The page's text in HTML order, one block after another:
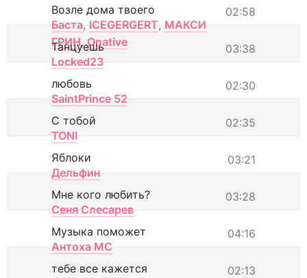
02:58
Возле дома твоего
Баста, ICEGERGERT, МАКСИ
ГРИН, Onative 03:38
Танцуешь
Locked23
02:30
любовь
SaintPrince 52
02:35
С тобой
TONI
03:21
Яблоки
Дельфин
03:28
Мне кого любить?
Сеня Слесарев
04:16
Музыка поможет
Антоха МС
02:13
тебе все кажется